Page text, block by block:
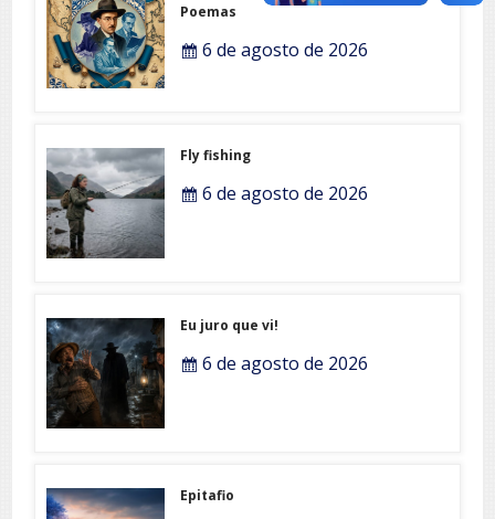
Poemas
6 de agosto de 2026
Fly fishing
6 de agosto de 2026
Eu juro que vi!
6 de agosto de 2026
Epitafio